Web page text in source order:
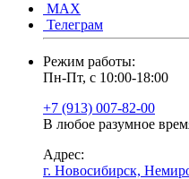
МАХ
Телеграм
Режим работы:
Пн-Пт, с 10:00-18:00
+7 (913) 007-82-00
В любое разумное
Адрес:
г. Новосибирск,